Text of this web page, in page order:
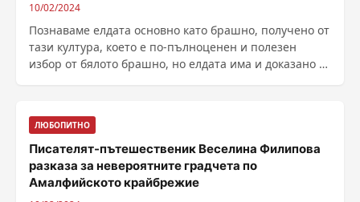
10/02/2024
Познаваме елдата основно като брашно, получено от
тази култура, което е по-пълноценен и полезен
избор от бялото брашно, но елдата има и доказано от
ЛЮБОПИТНО
Писателят-пътешественик Веселина Филипова
разказа за невероятните градчета по
Амалфийското крайбрежие